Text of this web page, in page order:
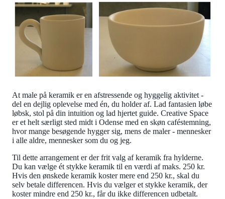
At male på keramik er en afstressende og hyggelig aktivitet -
del en dejlig oplevelse med én, du holder af. Lad fantasien løbe
løbsk, stol på din intuition og lad hjertet guide. Creative Space
er et helt særligt sted midt i Odense med en skøn caféstemning,
hvor mange besøgende hygger sig, mens de maler - mennesker
i alle aldre, mennesker som du og jeg.
Til dette arrangement er der frit valg af keramik fra hylderne.
Du kan vælge ét stykke keramik til en værdi af maks. 250 kr.
Hvis den ønskede keramik koster mere end 250 kr., skal du
selv betale differencen. Hvis du vælger et stykke keramik, der
koster mindre end 250 kr., får du ikke differencen udbetalt.